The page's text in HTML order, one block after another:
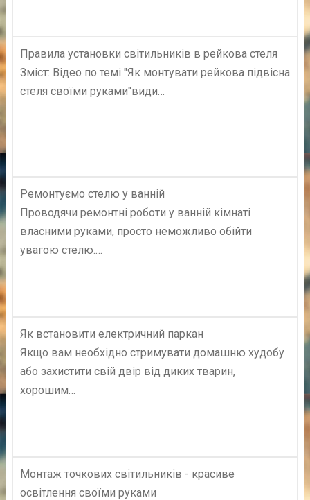
Правила установки світильників в рейкова стеля
Зміст: Відео по темі "Як монтувати рейкова підвісна
стеля своїми руками"види…
Ремонтуємо стелю у ванній
Проводячи ремонтні роботи у ванній кімнаті
власними руками, просто неможливо обійти
увагою стелю.…
Як встановити електричний паркан
Якщо вам необхідно стримувати домашню худобу
або захистити свій двір від диких тварин,
хорошим…
Монтаж точкових світильників - красиве
освітлення своїми руками